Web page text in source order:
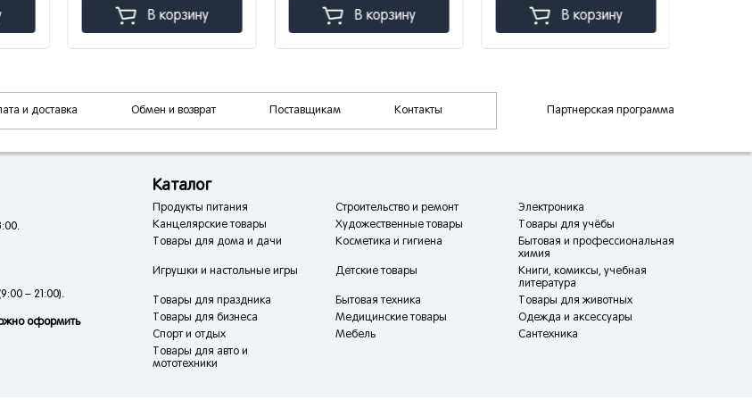
В корзину В корзину В корзину
и доставка Обмен и возврат Поставщикам Контакты Партнерская программа
– 21:00).
оформить
Каталог
Продукты питания Строительство и ремонт
Электроника
Канцелярские товары
Художественные товары
Товары для учёбы
Товары для дома и дачи
Косметика и гигиена
Бытовая и профессиональная
химия
Игрушки и настольные игры
Детские товары
Книги, комиксы, учебная
литература
Товары для праздника
Бытовая техника
Товары для животных
Товары для бизнеса
Медицинские товары
Одежда и аксессуары
Спорт и отдых
Мебель
Сантехника
Товары для авто и
мототехники